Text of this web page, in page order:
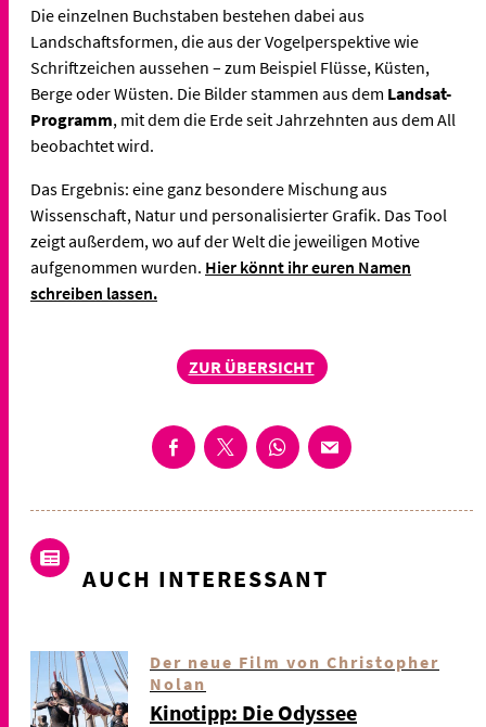
Die einzelnen Buchstaben bestehen dabei aus
Landschaftsformen, die aus der Vogelperspektive wie
Schriftzeichen aussehen – zum Beispiel Flüsse, Küsten,
Berge oder Wüsten. Die Bilder stammen aus dem Landsat-
Programm, mit dem die Erde seit Jahrzehnten aus dem All
beobachtet wird.
Das Ergebnis: eine ganz besondere Mischung aus
Wissenschaft, Natur und personalisierter Grafik. Das Tool
zeigt außerdem, wo auf der Welt die jeweiligen Motive
aufgenommen wurden. Hier könnt ihr euren Namen
schreiben lassen.
ZUR ÜBERSICHT
AUCH INTERESSANT
Der neue Film von Christopher
Nolan
Kinotipp: Die Odyssee